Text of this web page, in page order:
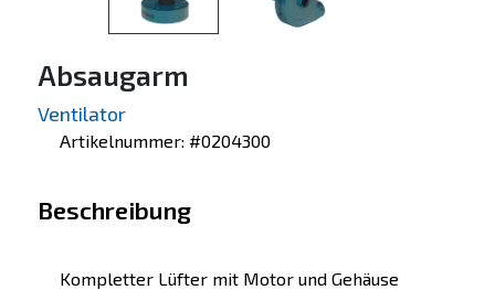
Absaugarm
Ventilator
Artikelnummer: #0204300
Beschreibung
Kompletter Lüfter mit Motor und Gehäuse